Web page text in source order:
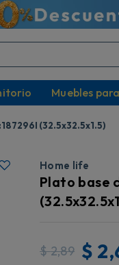
Muebles
(32.5x32.5x1.5)
Home life
Plato base
$2,89 $